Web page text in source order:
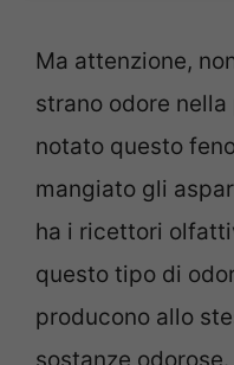
Ma attenzione,
strano odore
notato questo
mangiato gli
ha i ricettori
questo tipo di
producono allo